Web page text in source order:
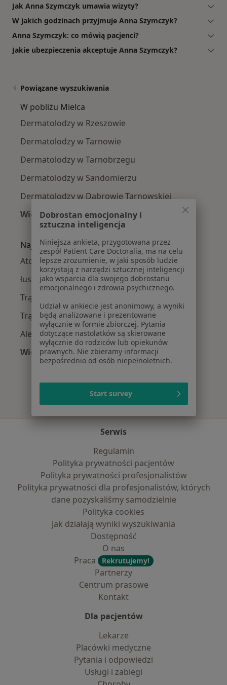
Jak Anna Szymczyk umawia wizyty?
W jakich godzinach przyjmuje Anna Szymczyk?
Anna Szymczyk: co mówią pacjenci?
Jakie ubezpieczenia akceptuje Anna Szymczyk?
Powiązane wyszukiwania
W pobliżu Mielca
Dermatolodzy w Rzeszowie
Dermatolodzy w Tarnowie
Dermatolodzy w Tarnobrzegu
Dermatolodzy w Sandomierzu
Dermatolodzy w Dąbrowie Tarnowskiej
Więcej (8)
Więcej w kategorii: W pobliżu Mielca
Najczęście leczone choroby
Atopowe zapalenie skóry w Mielcu
łuszczyca w Mielcu
Trądzik w Mielcu
Trądzik różowaty w Mielcu
Alergie skórne w Mielcu
Więcej (15)
Więcej w kategorii: Najczęście leczone
Serwis
Regulamin
Polityka prywatności pacjentów
Polityka prywatności profesjonalistów
Polityka prywatności dla profesjonalistów, których
dane pozyskaliśmy samodzielnie
Polityka cookies
Jak działają wyniki wyszukiwania
Dostępność
O nas
Praca
Rekrutujemy!
Partnerzy
Centrum prasowe
Kontakt
Dla pacjentów
Lekarze
Placówki medyczne
Pytania i odpowiedzi
Usługi i zabiegi
Dobrostan emocjonalny i
sztuczna inteligencja
Niniejsza ankieta, przygotowana przez
zespół Patient Care Doctoralia, ma na celu
lepsze zrozumienie, w jaki sposób ludzie
korzystają z narzędzi sztucznej inteligencji
jako wsparcia dla swojego dobrostanu
emocjonalnego i zdrowia psychicznego.
Udział w ankiecie jest anonimowy, a wyniki
będą analizowane i prezentowane
wyłącznie w formie zbiorczej. Pytania
dotyczące nastolatków są skierowane
wyłącznie do rodziców lub opiekunów
prawnych. Nie zbieramy informacji
bezpośrednio od osób niepełnoletnich.
Start survey